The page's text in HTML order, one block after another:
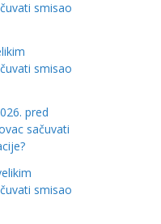
smisao
smisao
pred
sačuvati
smisao